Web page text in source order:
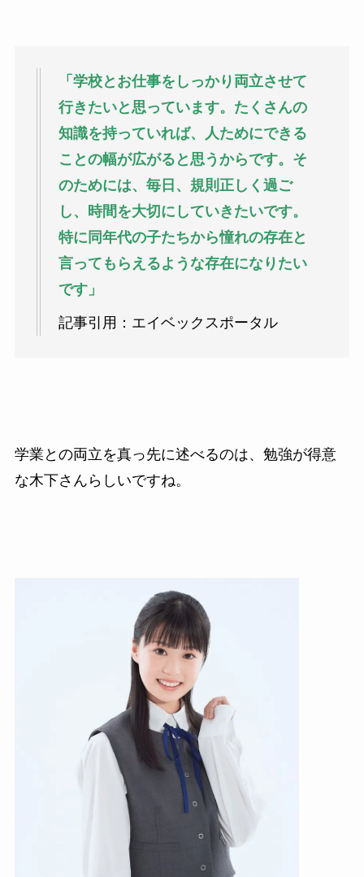
「学校とお仕事をしっかり両立させて
行きたいと思っています。たくさんの
知識を持っていれば、人ためにできる
ことの幅が広がると思うからです。そ
のためには、毎日、規則正しく過ご
し、時間を大切にしていきたいです。
特に同年代の子たちから憧れの存在と
言ってもらえるような存在になりたい
です」
記事引用：エイベックスポータル
学業との両立を真っ先に述べるのは、勉強が得意
な木下さんらしいですね。